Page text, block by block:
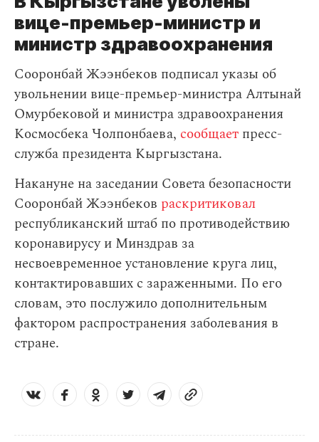
вице-премьер-министр и
министр здравоохранения
Сооронбай Жээнбеков подписал указы об
увольнении вице-премьер-министра Алтынай
Омурбековой и министра здравоохранения
Космосбека Чолпонбаева, сообщает пресс-
служба президента Кыргызстана.
Накануне на заседании Совета безопасности
Сооронбай Жээнбеков раскритиковал
республиканский штаб по противодействию
коронавирусу и Минздрав за
несвоевременное установление круга лиц,
контактировавших с зараженными. По его
словам, это послужило дополнительным
фактором распространения заболевания в
стране.